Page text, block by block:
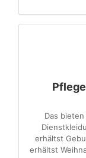
Das
erhältst
erhältst